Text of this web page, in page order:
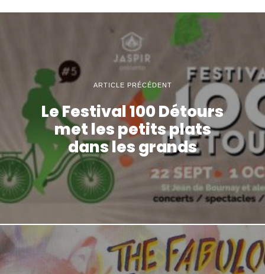
ARTICLE PRÉCÉDENT
Le Festival 100 Détours
met les petits plats
dans les grands